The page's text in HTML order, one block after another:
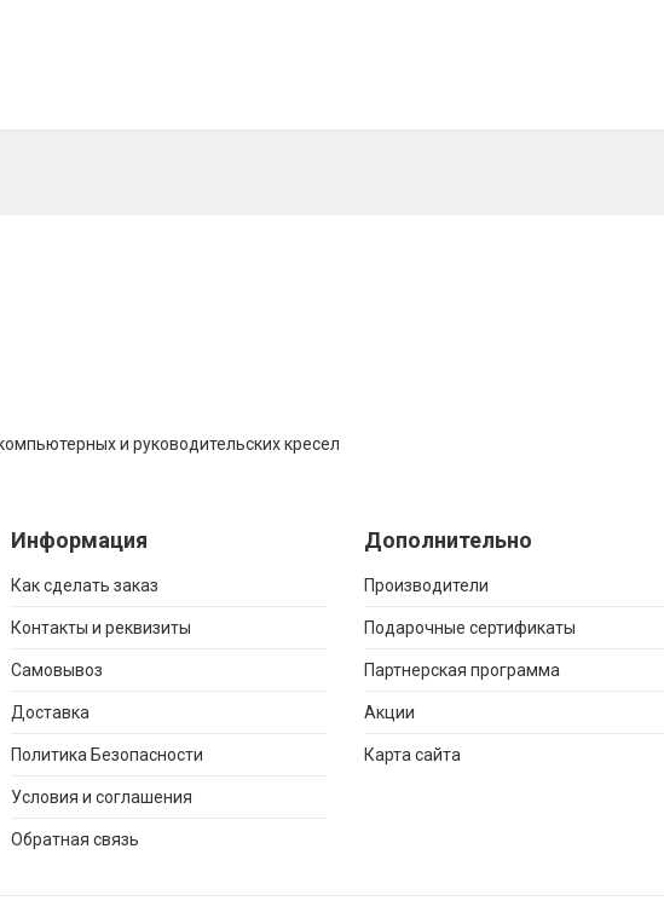
и руководительских кресел
Информация
Как сделать заказ
Контакты и реквизиты
Самовывоз
Доставка
Политика Безопасности
Условия и соглашения
Обратная связь
Дополнительно
Производители
Подарочные сертификаты
Партнерская программа
Акции
Карта сайта